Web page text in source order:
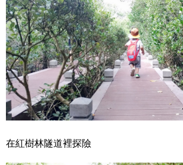
在紅樹林隧道裡探險